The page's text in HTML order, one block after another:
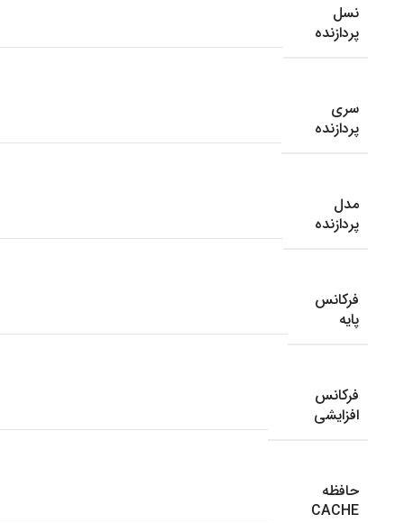
نسل
پردازنده
سری
پردازنده
مدل
پردازنده
فرکانس
پایه
فرکانس
افزایشی
حافظه
CACHE